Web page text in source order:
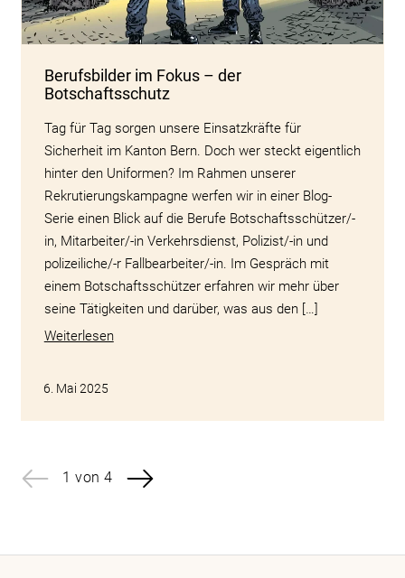
Berufsbilder im Fokus – der
Botschaftsschutz
Tag für Tag sorgen unsere Einsatzkräfte für
Sicherheit im Kanton Bern. Doch wer steckt eigentlich
hinter den Uniformen? Im Rahmen unserer
Rekrutierungskampagne werfen wir in einer Blog-
Serie einen Blick auf die Berufe Botschaftsschützer/-
in, Mitarbeiter/-in Verkehrsdienst, Polizist/-in und
polizeiliche/-r Fallbearbeiter/-in. Im Gespräch mit
einem Botschaftsschützer erfahren wir mehr über
seine Tätigkeiten und darüber, was aus den […]
Weiterlesen
6. Mai 2025
1 von 4